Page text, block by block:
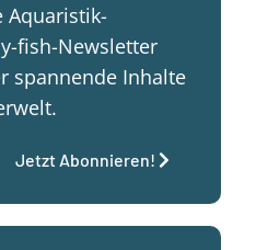
Aquaristik-
fish-Newsletter
spannende Inhalte
Jetzt Abonnieren!